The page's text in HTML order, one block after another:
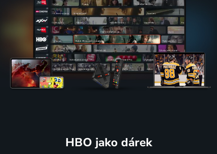
HBO jako dárek